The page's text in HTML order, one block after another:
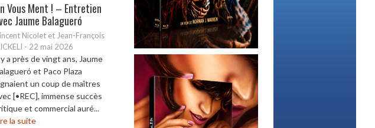
Vous Ment ! – Entretien
Jaume Balagueró
Nicolet et Jean-François
- 22 mai 2026
a près de vingt ans, Jaume
et Paco Plaza
un coup de maîtres
[•REC], immense succès
et commercial auré...
la suite